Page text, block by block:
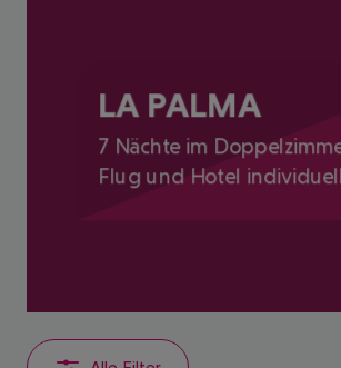
LA PALMA
7 Nächte im
Flug und Hotel